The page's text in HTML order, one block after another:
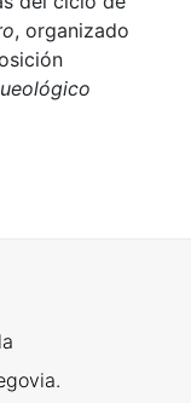
, organizado